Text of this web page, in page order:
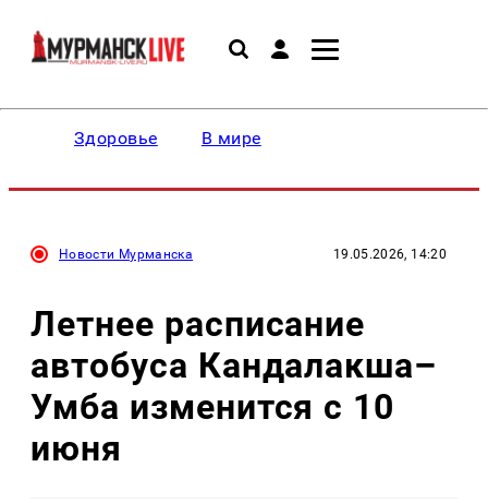
Здоровье В мире
Новости Мурманска 19.05.2026, 14:20
Летнее расписание
автобуса Кандалакша–
Умба изменится с 10
июня